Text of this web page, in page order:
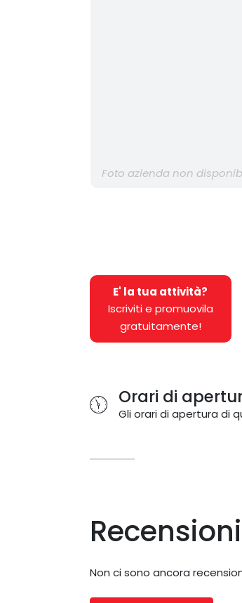
Foto azienda non
E' la tua attività?
Iscriviti e promuovila
gratuitamente!
Orari di
Gli orari di apertura di
Recensioni
Non ci sono ancora